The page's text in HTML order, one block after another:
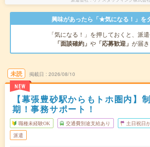
興味があったら「★気になる！」を
「気になる！」を押しておくと、派
「面談確約」 や 「応募歓迎」 が届き
未読
NEW
掲載日 2026/08/10
【幕張豊砂駅からもトホ圏内】
期！事務サポート！
職種未経験OK 交通費別途支給あり 土日祝日
派遣